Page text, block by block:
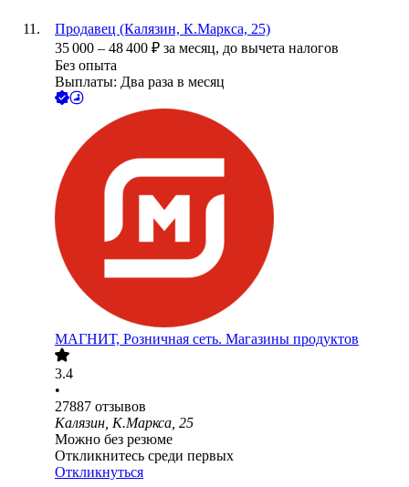
Продавец (Калязин, К.Маркса, 25)
35 000 – 48 400 ₽ за месяц, до вычета налогов
Без опыта
Выплаты: Два раза в месяц
МАГНИТ, Розничная сеть. Магазины продуктов
3.4
•
27887 отзывов
Калязин, К.Маркса, 25
Можно без резюме
Откликнитесь среди первых
Откликнуться